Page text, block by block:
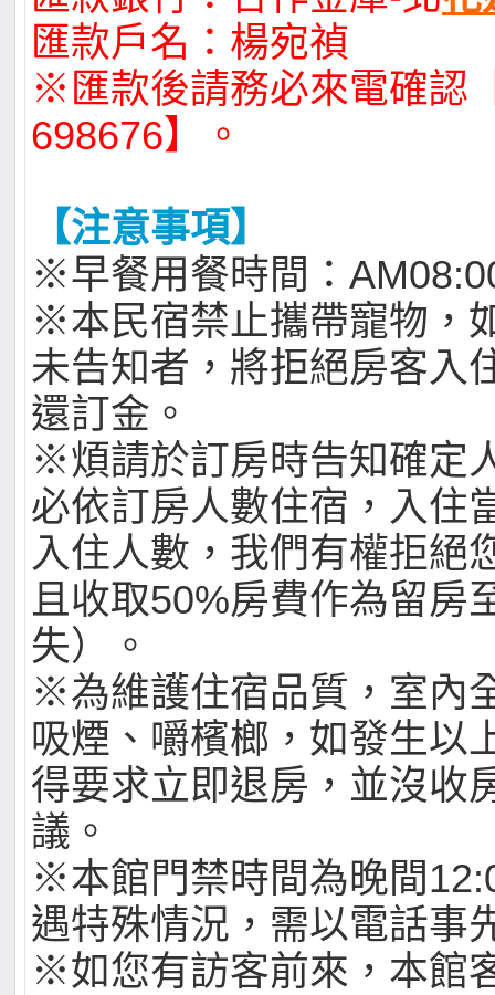
匯款戶名：楊宛禎
※匯款後請務必來電確認
698676】。
【注意事項】
※早餐用餐時間：
※本民宿禁止攜帶寵物，
未告知者，將拒絕房客入
還訂金。
※煩請於訂房時告知確定
必依訂房人數住宿，入住
入住人數，我們有權拒絕
且收取50%房費作為留房
失）。
※為維護住宿品質，室內
吸煙、嚼檳榔，如發生以
得要求立即退房，並沒收
議。
※本館門禁時間為晚間
遇特殊情況，需以電話事
※如您有訪客前來，本館